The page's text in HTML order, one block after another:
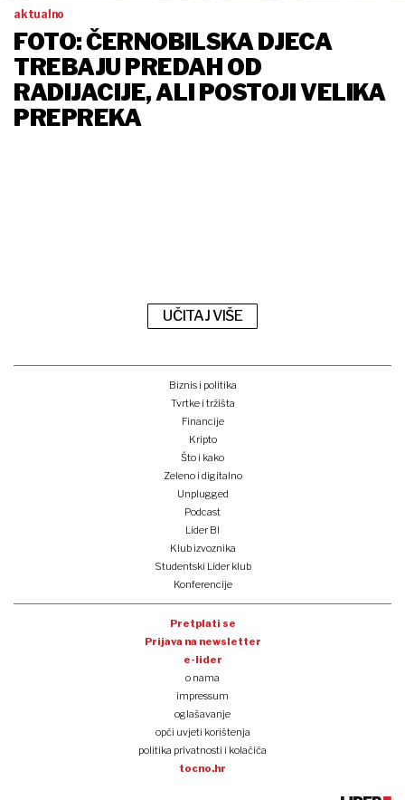
aktualno
FOTO: ČERNOBILSKA DJECA
TREBAJU PREDAH OD
RADIJACIJE, ALI POSTOJI VELIKA
PREPREKA
UČITAJ VIŠE
Biznis i politika
Tvrtke i tržišta
Financije
Kripto
Što i kako
Zeleno i digitalno
Unplugged
Podcast
Lider BI
Klub izvoznika
Studentski Lider klub
Konferencije
Pretplati se
Prijava na newsletter
e-lider
o nama
impressum
oglašavanje
opći uvjeti korištenja
politika privatnosti i kolačića
tocno.hr